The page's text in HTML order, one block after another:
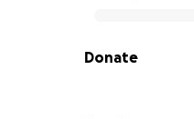
0% complete
Donate